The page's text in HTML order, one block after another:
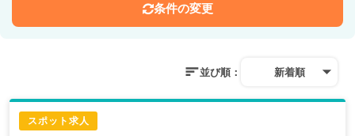
条件の変更
並び順： 新着順
スポット求人